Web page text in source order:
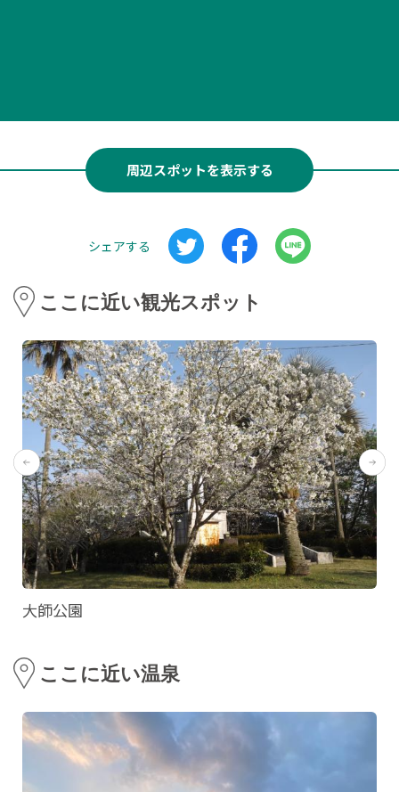
周辺スポットを表示する
シェアする
ここに近い観光スポット
大師公園
ここに近い温泉